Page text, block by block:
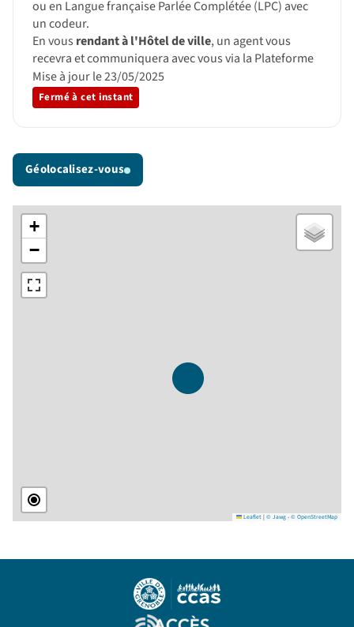
ou en Langue française Parlée Complétée (LPC) avec
un codeur.
En vous rendant à l'Hôtel de ville, un agent vous
recevra et communiquera avec vous via la Plateforme
Mise à jour le 23/05/2025
Fermé à cet instant
Géolocalisez-vous
+
−
Leaflet|© Jawg-© OpenStreetMap